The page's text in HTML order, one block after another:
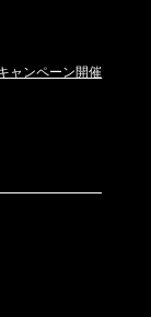
ャンペーン開催